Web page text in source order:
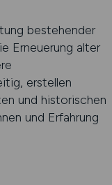
bestehender
Erneuerung alter
erstellen
und historischen
und Erfahrung